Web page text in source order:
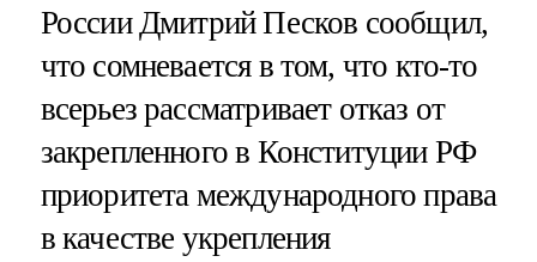
России Дмитрий Песков сообщил,
что сомневается в том, что кто-то
всерьез рассматривает отказ от
закрепленного в Конституции РФ
приоритета международного права
в качестве укрепления